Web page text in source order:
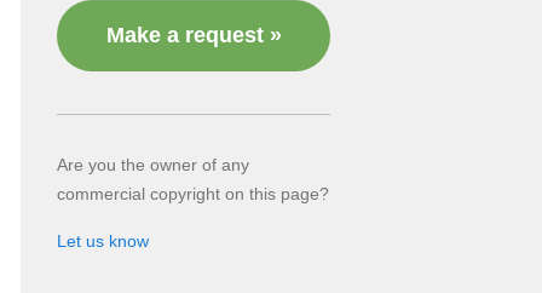
Make a request »
Are you the owner of any
commercial copyright on this page?
Let us know